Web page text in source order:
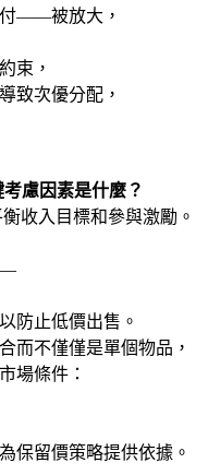
——被放大，
束，
致次優分配，
慮因素是什麼？
收入目標和參與激勵。
防止低價出售。
而不僅僅是單個物品，
場條件：
保留價策略提供依據。